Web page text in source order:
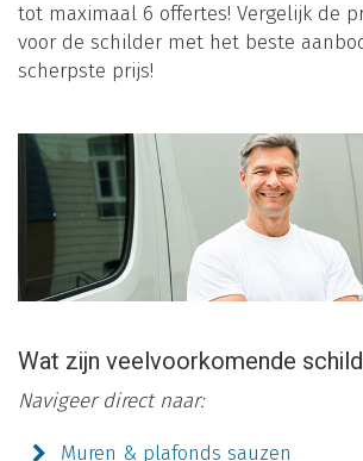
tot maximaal 6 offertes! Vergelijk de
voor de schilder met het beste
scherpste prijs!
Wat zijn veelvoorkomende
Navigeer direct naar:
Muren & plafonds sauzen